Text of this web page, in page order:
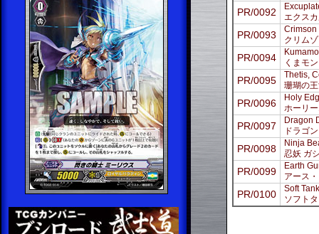
PR/0092
エクス
PR/0093
クリム
PR/0094
くまモン
PR/0095
Thetis,
珊瑚の
PR/0096
Holy
ホーリ
PR/0097
Dragon
ドラゴ
PR/0098
Ninja
忍妖 ガ
PR/0099
Earth
アース
PR/0100
Soft
ソフト